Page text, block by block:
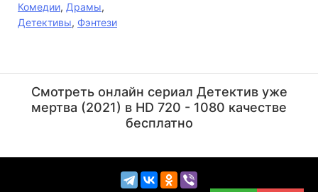
Комедии, Драмы,
Детективы, Фэнтези
(Chameleon, озву...)
(Koumori, озвучк...)
Смотреть онлайн сериал Детектив уже
мертва (2021) в HD 720 - 1080 качестве
бесплатно